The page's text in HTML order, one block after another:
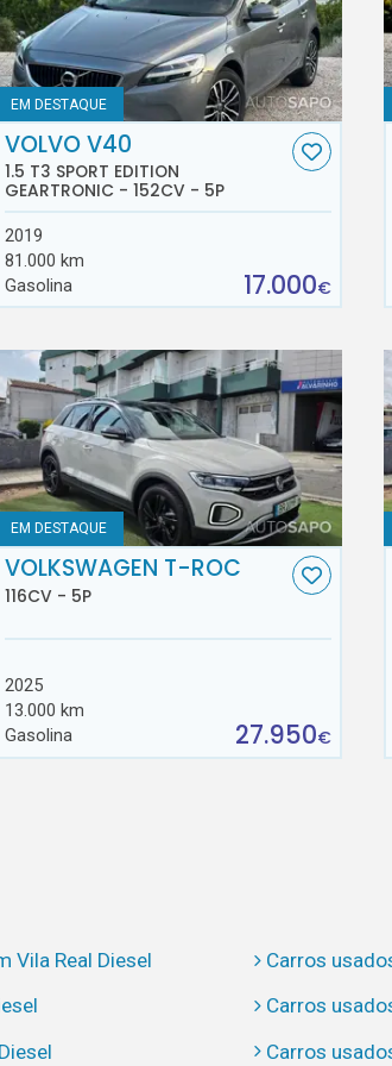
EM DESTAQUE
VOLVO V40
1.5 T3 SPORT EDITION
GEARTRONIC - 152CV - 5P
2019
81.000 km
Gasolina
17.000€
EM DESTAQUE
VOLKSWAGEN T-ROC
116CV - 5P
2025
13.000 km
Gasolina
27.950€
Vila Real Diesel
Carros
Carros
Carros